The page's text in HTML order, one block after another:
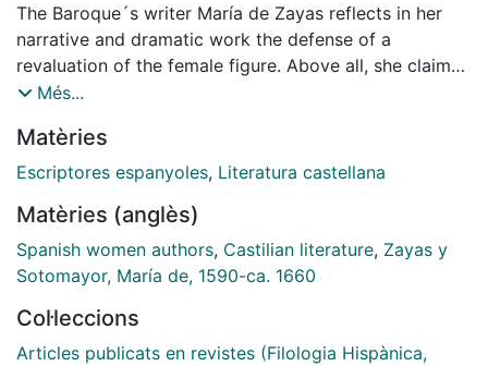
The Baroque´s writer María de Zayas reflects in her
narrative and dramatic work the defense of a
revaluation of the female figure. Above all, she claims
for a change in the conception of the female sex and
women have the right to education and freedom to
choose their way of life according to their wishes and
considered a key author in the genealogy of spanish
writers that began with the mystical writer Teresa de
Cartagena and created a speech that would connect
Més...
Matèries
Escriptores espanyoles, Literatura castellana
Matèries (anglès)
Spanish women authors, Castilian literature, Zayas y
Sotomayor, María de, 1590-ca. 1660
Col·leccions
Articles publicats en revistes (Filologia Hispànica,